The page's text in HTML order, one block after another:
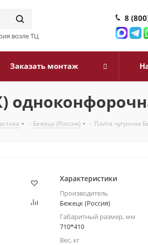
возле ТЦ
8
Заказать монтаж
- Бежецк (Россия) - Плита чугунная
Характеристики
Производитель
Бежецк (Россия)
Габаритный размер, мм
710*410
Вес, кг